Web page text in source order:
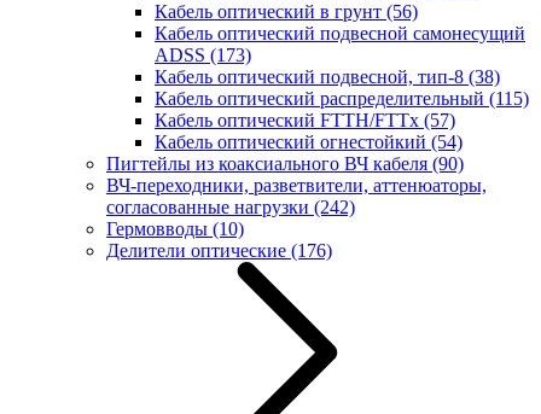
Кабель оптический в грунт (56)
Кабель оптический подвесной самонесущий
ADSS (173)
Кабель оптический подвесной, тип-8 (38)
Кабель оптический распределительный (115)
Кабель оптический FTTH/FTTx (57)
Кабель оптический огнестойкий (54)
Пигтейлы из коаксиального ВЧ кабеля (90)
ВЧ-переходники, разветвители, аттенюаторы,
согласованные нагрузки (242)
Гермовводы (10)
Делители оптические (176)